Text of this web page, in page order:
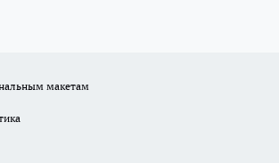
макетам